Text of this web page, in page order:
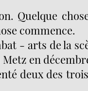
Quelque
commence.
- arts de la
en
deux des